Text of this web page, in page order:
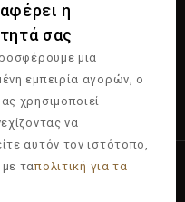
- Επώνυμα προϊόντα -
by
η
σας
μια
εμπειρία αγορών, ο
χρησιμοποιεί
να
αυτόν τον ιστότοπο,
ταπολιτική για τα